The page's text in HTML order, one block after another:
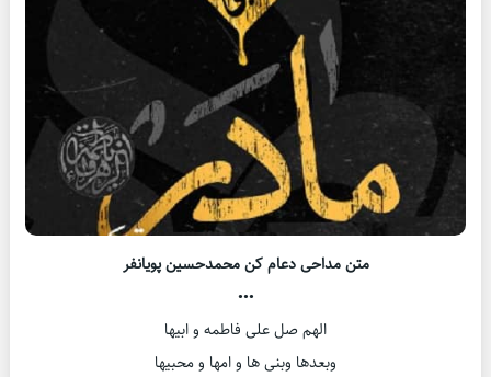
متن مداحی دعام کن محمدحسین پویانفر
•••
الهم صل علی فاطمه و ابیها
وبعدها وبنی ها و امها و محبیها